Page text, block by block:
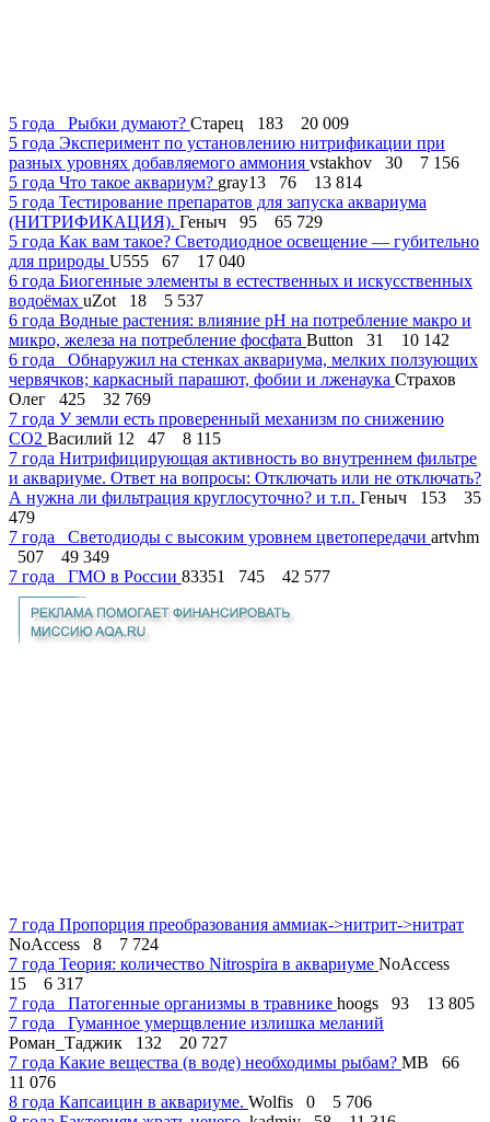
5 года Рыбки думают? Старец 183
20 009
5 года Эксперимент по установлению нитрификации при
разных уровнях добавляемого аммония vstakhov 30
7 156
5 года Что такое аквариум? gray13 76
13 814
5 года Тестирование препаратов для запуска аквариума
(НИТРИФИКАЦИЯ). Геныч 95
65 729
5 года Как вам такое? Светодиодное освещение — губительно
для природы U555 67
17 040
6 года Биогенные элементы в естественных и искусственных
водоёмах uZot 18
5 537
6 года Водные растения: влияние рН на потребление макро и
микро, железа на потребление фосфата Button 31
10 142
6 года
Обнаружил на стенках аквариума, мелких ползующих
червячков; каркасный парашют, фобии и лженаука Страхов
Олег
425
32 769
7 года У земли есть проверенный механизм по снижению
CO2 Василий 12 47
8 115
7 года Нитрифицирующая активность во внутреннем фильтре
и аквариуме. Ответ на вопросы: Отключать или не отключать?
А нужна ли фильтрация круглосуточно? и т.п. Геныч 153
35
479
7 года
Светодиоды с высоким уровнем цветопередачи artvhm
507
49 349
7 года
ГМО в России 83351 745 42 577
7 года Пропорция преобразования аммиак->нитрит->нитрат
NoAccess
8
7 724
7 года Теория: количество Nitrospira в аквариуме NoAccess
15
6 317
7 года
Патогенные организмы в травнике hoogs 93
13 805
7 года
Гуманное умерщвление излишка меланий
Роман_Таджик
132
20 727
7 года Какие вещества (в воде) необходимы рыбам? МВ
66
11 076
8 года Капсаицин в аквариуме. Wolfis 0
5 706